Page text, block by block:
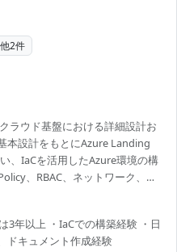
他2件
ラウド基盤における詳細設計お
本設計をもとにAzure Landing
、IaCを活用したAzure環境の構
、RBAC、ネットワーク、セ
、関係者との技術調整や説明
や結合テストでは、接続確認、
動化や監視アラート連携など
3年以上 ・IaCでの構築経験 ・日
ドキュメント作成経験